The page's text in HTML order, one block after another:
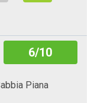
6/10
Piana